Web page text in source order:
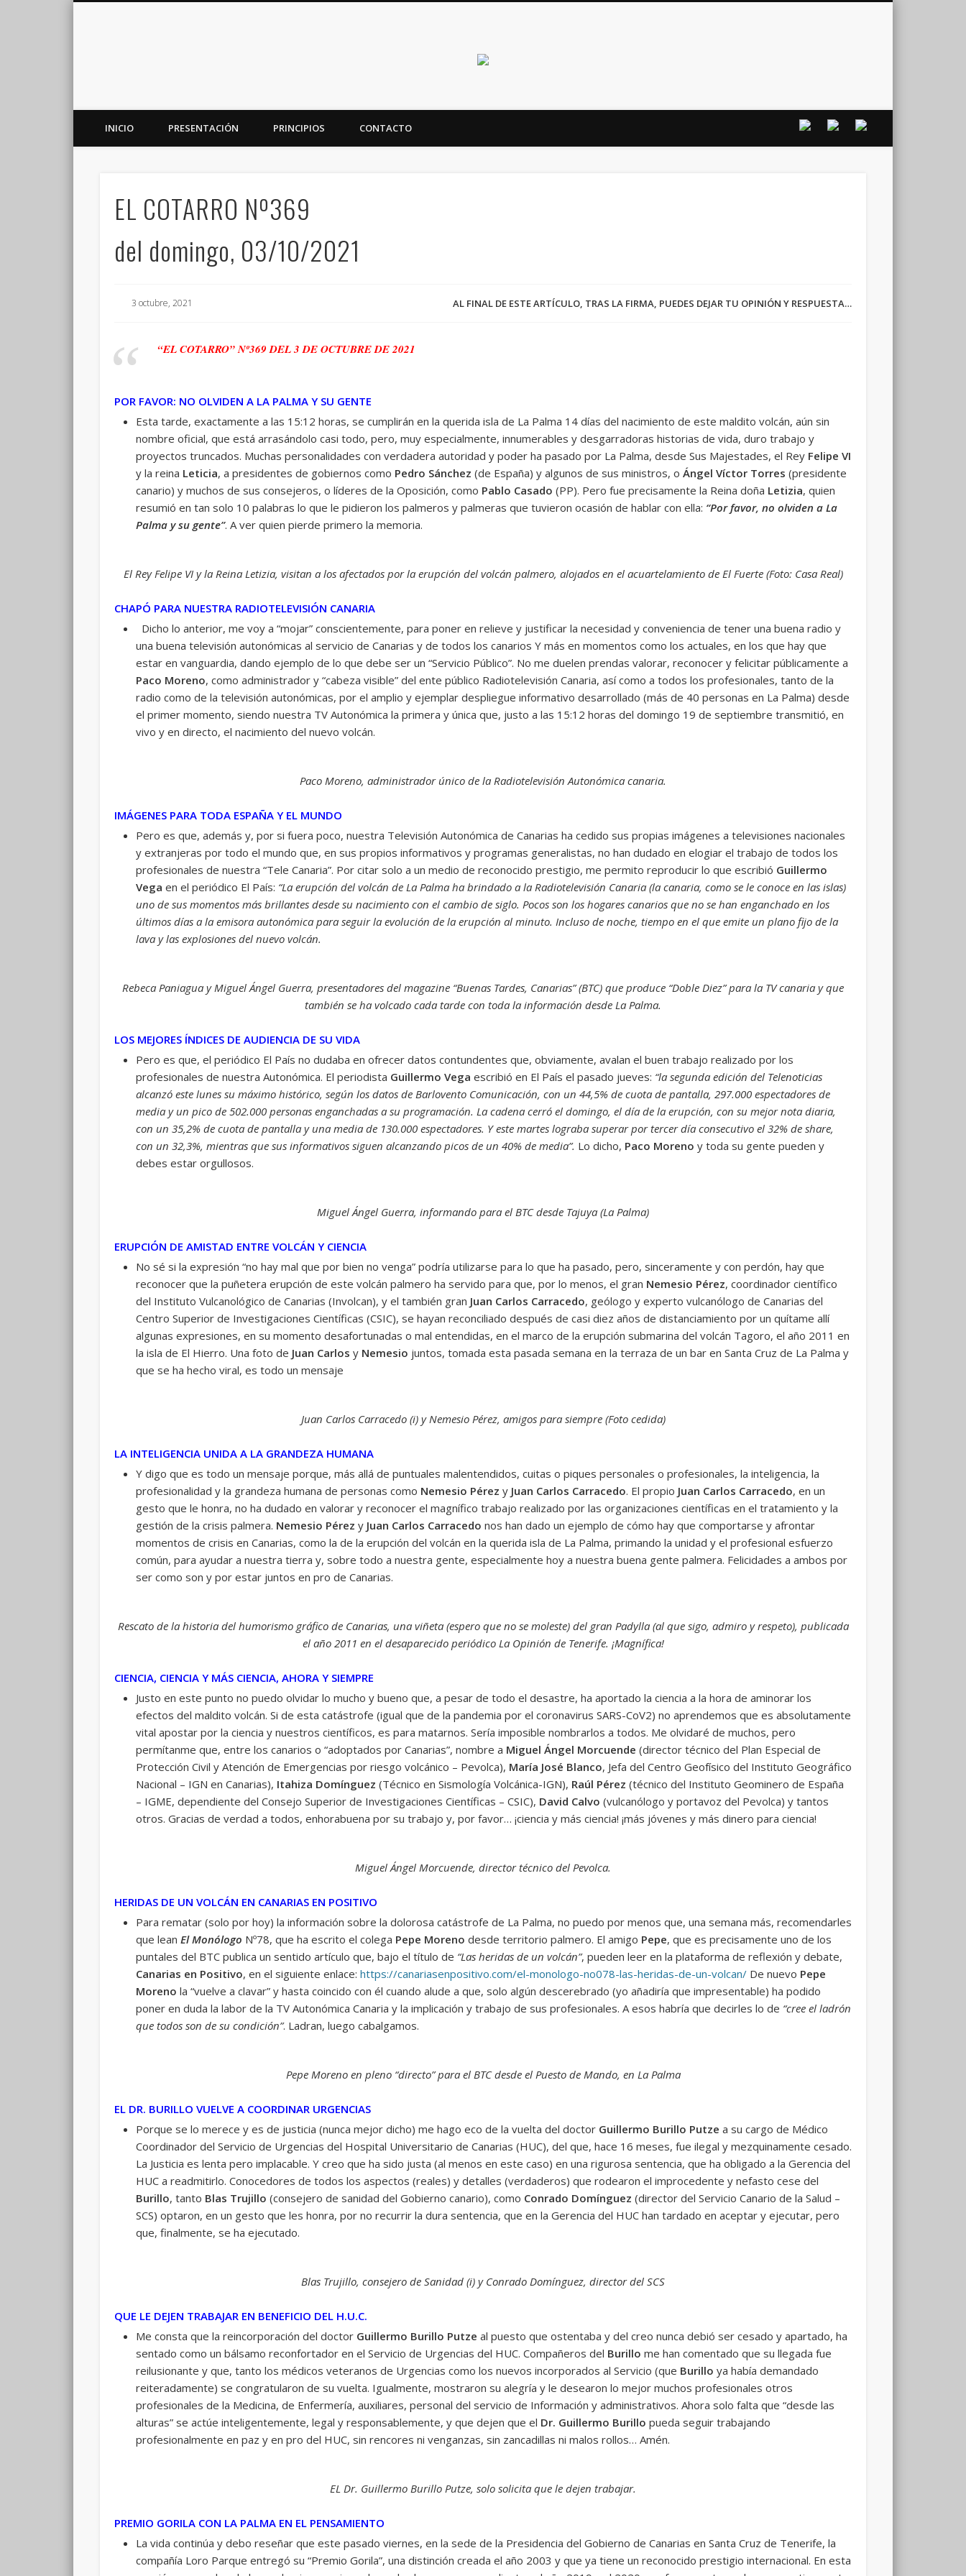
INICIO PRESENTACIÓN PRINCIPIOS CONTACTO
EL COTARRO Nº369
del domingo, 03/10/2021
AL FINAL DE ESTE ARTÍCULO, TRAS LA FIRMA, PUEDES DEJAR TU OPINIÓN Y RESPUESTA…
3 octubre, 2021
“EL COTARRO” Nº369 DEL 3 DE OCTUBRE DE 2021
POR FAVOR: NO OLVIDEN A LA PALMA Y SU GENTE
Esta tarde, exactamente a las 15:12 horas, se cumplirán en la querida isla de La Palma 14 días del nacimiento de este maldito volcán, aún sin
nombre oficial, que está arrasándolo casi todo, pero, muy especialmente, innumerables y desgarradoras historias de vida, duro trabajo y
proyectos truncados. Muchas personalidades con verdadera autoridad y poder ha pasado por La Palma, desde Sus Majestades, el Rey Felipe VI
y la reina Leticia, a presidentes de gobiernos como Pedro Sánchez (de España) y algunos de sus ministros, o Ángel Víctor Torres (presidente
canario) y muchos de sus consejeros, o líderes de la Oposición, como Pablo Casado (PP). Pero fue precisamente la Reina doña Letizia, quien
resumió en tan solo 10 palabras lo que le pidieron los palmeros y palmeras que tuvieron ocasión de hablar con ella: “Por favor, no olviden a La
Palma y su gente”. A ver quien pierde primero la memoria.
El Rey Felipe VI y la Reina Letizia, visitan a los afectados por la erupción del volcán palmero, alojados en el acuartelamiento de El Fuerte (Foto: Casa Real)
CHAPÓ PARA NUESTRA RADIOTELEVISIÓN CANARIA
Dicho lo anterior, me voy a “mojar” conscientemente, para poner en relieve y justificar la necesidad y conveniencia de tener una buena radio y
una buena televisión autonómicas al servicio de Canarias y de todos los canarios Y más en momentos como los actuales, en los que hay que
estar en vanguardia, dando ejemplo de lo que debe ser un “Servicio Público”. No me duelen prendas valorar, reconocer y felicitar públicamente a
Paco Moreno, como administrador y “cabeza visible” del ente público Radiotelevisión Canaria, así como a todos los profesionales, tanto de la
radio como de la televisión autonómicas, por el amplio y ejemplar despliegue informativo desarrollado (más de 40 personas en La Palma) desde
el primer momento, siendo nuestra TV Autonómica la primera y única que, justo a las 15:12 horas del domingo 19 de septiembre transmitió, en
vivo y en directo, el nacimiento del nuevo volcán.
Paco Moreno, administrador único de la Radiotelevisión Autonómica canaria.
IMÁGENES PARA TODA ESPAÑA Y EL MUNDO
Pero es que, además y, por si fuera poco, nuestra Televisión Autonómica de Canarias ha cedido sus propias imágenes a televisiones nacionales
y extranjeras por todo el mundo que, en sus propios informativos y programas generalistas, no han dudado en elogiar el trabajo de todos los
profesionales de nuestra “Tele Canaria”. Por citar solo a un medio de reconocido prestigio, me permito reproducir lo que escribió Guillermo
Vega en el periódico El País: “La erupción del volcán de La Palma ha brindado a la Radiotelevisión Canaria (la canaria, como se le conoce en las islas)
uno de sus momentos más brillantes desde su nacimiento con el cambio de siglo. Pocos son los hogares canarios que no se han enganchado en los
últimos días a la emisora autonómica para seguir la evolución de la erupción al minuto. Incluso de noche, tiempo en el que emite un plano fijo de la
lava y las explosiones del nuevo volcán.
Rebeca Paniagua y Miguel Ángel Guerra, presentadores del magazine “Buenas Tardes, Canarias” (BTC) que produce “Doble Diez” para la TV canaria y que
también se ha volcado cada tarde con toda la información desde La Palma.
LOS MEJORES ÍNDICES DE AUDIENCIA DE SU VIDA
Pero es que, el periódico El País no dudaba en ofrecer datos contundentes que, obviamente, avalan el buen trabajo realizado por los
profesionales de nuestra Autonómica. El periodista Guillermo Vega escribió en El País el pasado jueves: “la segunda edición del Telenoticias
alcanzó este lunes su máximo histórico, según los datos de Barlovento Comunicación, con un 44,5% de cuota de pantalla, 297.000 espectadores de
media y un pico de 502.000 personas enganchadas a su programación. La cadena cerró el domingo, el día de la erupción, con su mejor nota diaria,
con un 35,2% de cuota de pantalla y una media de 130.000 espectadores. Y este martes lograba superar por tercer día consecutivo el 32% de share,
con un 32,3%, mientras que sus informativos siguen alcanzando picos de un 40% de media”. Lo dicho, Paco Moreno y toda su gente pueden y
debes estar orgullosos.
Miguel Ángel Guerra, informando para el BTC desde Tajuya (La Palma)
ERUPCIÓN DE AMISTAD ENTRE VOLCÁN Y CIENCIA
No sé si la expresión “no hay mal que por bien no venga” podría utilizarse para lo que ha pasado, pero, sinceramente y con perdón, hay que
reconocer que la puñetera erupción de este volcán palmero ha servido para que, por lo menos, el gran Nemesio Pérez, coordinador científico
del Instituto Vulcanológico de Canarias (Involcan), y el también gran Juan Carlos Carracedo, geólogo y experto vulcanólogo de Canarias del
Centro Superior de Investigaciones Científicas (CSIC), se hayan reconciliado después de casi diez años de distanciamiento por un quítame allí
algunas expresiones, en su momento desafortunadas o mal entendidas, en el marco de la erupción submarina del volcán Tagoro, el año 2011 en
la isla de El Hierro. Una foto de Juan Carlos y Nemesio juntos, tomada esta pasada semana en la terraza de un bar en Santa Cruz de La Palma y
que se ha hecho viral, es todo un mensaje
Juan Carlos Carracedo (i) y Nemesio Pérez, amigos para siempre (Foto cedida)
LA INTELIGENCIA UNIDA A LA GRANDEZA HUMANA
Y digo que es todo un mensaje porque, más allá de puntuales malentendidos, cuitas o piques personales o profesionales, la inteligencia, la
profesionalidad y la grandeza humana de personas como Nemesio Pérez y Juan Carlos Carracedo. El propio Juan Carlos Carracedo, en un
gesto que le honra, no ha dudado en valorar y reconocer el magnífico trabajo realizado por las organizaciones científicas en el tratamiento y la
gestión de la crisis palmera. Nemesio Pérez y Juan Carlos Carracedo nos han dado un ejemplo de cómo hay que comportarse y afrontar
momentos de crisis en Canarias, como la de la erupción del volcán en la querida isla de La Palma, primando la unidad y el profesional esfuerzo
común, para ayudar a nuestra tierra y, sobre todo a nuestra gente, especialmente hoy a nuestra buena gente palmera. Felicidades a ambos por
ser como son y por estar juntos en pro de Canarias.
Rescato de la historia del humorismo gráfico de Canarias, una viñeta (espero que no se moleste) del gran Padylla (al que sigo, admiro y respeto), publicada
el año 2011 en el desaparecido periódico La Opinión de Tenerife. ¡Magnífica!
CIENCIA, CIENCIA Y MÁS CIENCIA, AHORA Y SIEMPRE
Justo en este punto no puedo olvidar lo mucho y bueno que, a pesar de todo el desastre, ha aportado la ciencia a la hora de aminorar los
efectos del maldito volcán. Si de esta catástrofe (igual que de la pandemia por el coronavirus SARS-CoV2) no aprendemos que es absolutamente
vital apostar por la ciencia y nuestros científicos, es para matarnos. Sería imposible nombrarlos a todos. Me olvidaré de muchos, pero
permítanme que, entre los canarios o “adoptados por Canarias”, nombre a Miguel Ángel Morcuende (director técnico del Plan Especial de
Protección Civil y Atención de Emergencias por riesgo volcánico – Pevolca), María José Blanco, Jefa del Centro Geofísico del Instituto Geográfico
Nacional – IGN en Canarias), Itahiza Domínguez (Técnico en Sismología Volcánica-IGN), Raúl Pérez (técnico del Instituto Geominero de España
– IGME, dependiente del Consejo Superior de Investigaciones Científicas – CSIC), David Calvo (vulcanólogo y portavoz del Pevolca) y tantos
otros. Gracias de verdad a todos, enhorabuena por su trabajo y, por favor… ¡ciencia y más ciencia! ¡más jóvenes y más dinero para ciencia!
Miguel Ángel Morcuende, director técnico del Pevolca.
HERIDAS DE UN VOLCÁN EN CANARIAS EN POSITIVO
Para rematar (solo por hoy) la información sobre la dolorosa catástrofe de La Palma, no puedo por menos que, una semana más, recomendarles
que lean El Monólogo Nº78, que ha escrito el colega Pepe Moreno desde territorio palmero. El amigo Pepe, que es precisamente uno de los
puntales del BTC publica un sentido artículo que, bajo el título de “Las heridas de un volcán”, pueden leer en la plataforma de reflexión y debate,
Canarias en Positivo, en el siguiente enlace: https://canariasenpositivo.com/el-monologo-no078-las-heridas-de-un-volcan/De nuevo Pepe
Moreno la “vuelve a clavar” y hasta coincido con él cuando alude a que, solo algún descerebrado (yo añadiría que impresentable) ha podido
poner en duda la labor de la TV Autonómica Canaria y la implicación y trabajo de sus profesionales. A esos habría que decirles lo de “cree el ladrón
que todos son de su condición”. Ladran, luego cabalgamos.
Pepe Moreno en pleno “directo” para el BTC desde el Puesto de Mando, en La Palma
EL DR. BURILLO VUELVE A COORDINAR URGENCIAS
Porque se lo merece y es de justicia (nunca mejor dicho) me hago eco de la vuelta del doctor Guillermo Burillo Putze a su cargo de Médico
Coordinador del Servicio de Urgencias del Hospital Universitario de Canarias (HUC), del que, hace 16 meses, fue ilegal y mezquinamente cesado.
La Justicia es lenta pero implacable. Y creo que ha sido justa (al menos en este caso) en una rigurosa sentencia, que ha obligado a la Gerencia del
HUC a readmitirlo. Conocedores de todos los aspectos (reales) y detalles (verdaderos) que rodearon el improcedente y nefasto cese del
Burillo, tanto Blas Trujillo (consejero de sanidad del Gobierno canario), como Conrado Domínguez (director del Servicio Canario de la Salud –
SCS) optaron, en un gesto que les honra, por no recurrir la dura sentencia, que en la Gerencia del HUC han tardado en aceptar y ejecutar, pero
que, finalmente, se ha ejecutado.
Blas Trujillo, consejero de Sanidad (i) y Conrado Domínguez, director del SCS
QUE LE DEJEN TRABAJAR EN BENEFICIO DEL H.U.C.
Me consta que la reincorporación del doctor Guillermo Burillo Putze al puesto que ostentaba y del creo nunca debió ser cesado y apartado, ha
sentado como un bálsamo reconfortador en el Servicio de Urgencias del HUC. Compañeros del Burillo me han comentado que su llegada fue
reilusionante y que, tanto los médicos veteranos de Urgencias como los nuevos incorporados al Servicio (que Burillo ya había demandado
reiteradamente) se congratularon de su vuelta. Igualmente, mostraron su alegría y le desearon lo mejor muchos profesionales otros
profesionales de la Medicina, de Enfermería, auxiliares, personal del servicio de Información y administrativos. Ahora solo falta que “desde las
alturas” se actúe inteligentemente, legal y responsablemente, y que dejen que el Dr. Guillermo Burillo pueda seguir trabajando
profesionalmente en paz y en pro del HUC, sin rencores ni venganzas, sin zancadillas ni malos rollos… Amén.
EL Dr. Guillermo Burillo Putze, solo solicita que le dejen trabajar.
PREMIO GORILA CON LA PALMA EN EL PENSAMIENTO
La vida continúa y debo reseñar que este pasado viernes, en la sede de la Presidencia del Gobierno de Canarias en Santa Cruz de Tenerife, la
compañía Loro Parque entregó su “Premio Gorila”, una distinción creada el año 2003 y que ya tiene un reconocido prestigio internacional. En esta